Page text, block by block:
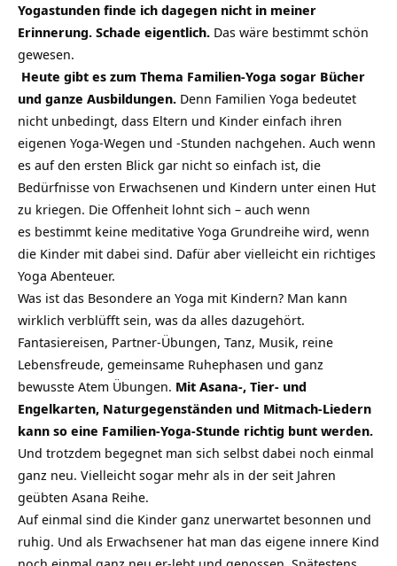
Yogastunden finde ich dagegen nicht in meiner
Erinnerung. Schade eigentlich. Das wäre bestimmt schön
gewesen.
Heute gibt es zum Thema Familien-Yoga sogar Bücher
und ganze Ausbildungen. Denn Familien Yoga bedeutet
nicht unbedingt, dass Eltern und Kinder einfach ihren
eigenen Yoga-Wegen und -Stunden nachgehen. Auch wenn
es auf den ersten Blick gar nicht so einfach ist, die
Bedürfnisse von Erwachsenen und Kindern unter einen Hut
zu kriegen. Die Offenheit lohnt sich – auch wenn
es bestimmt keine meditative Yoga Grundreihe wird, wenn
die Kinder mit dabei sind. Dafür aber vielleicht ein richtiges
Yoga Abenteuer.
Was ist das Besondere an Yoga mit Kindern? Man kann
wirklich verblüfft sein, was da alles dazugehört.
Fantasiereisen, Partner-Übungen, Tanz, Musik, reine
Lebensfreude, gemeinsame Ruhephasen und ganz
bewusste Atem Übungen. Mit Asana-, Tier- und
Engelkarten, Naturgegenständen und Mitmach-Liedern
kann so eine Familien-Yoga-Stunde richtig bunt werden.
Und trotzdem begegnet man sich selbst dabei noch einmal
ganz neu. Vielleicht sogar mehr als in der seit Jahren
geübten Asana Reihe.
Auf einmal sind die Kinder ganz unerwartet besonnen und
ruhig. Und als Erwachsener hat man das eigene innere Kind